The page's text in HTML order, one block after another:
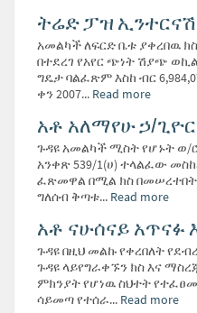
ትሬድ ፓዝ
አመልካች ለፍርድ ቤቱ ያቀረበዉ
በተደረገ የአየር ጭነት ሽያጭ
ግዴታ ባልፈጽም እስከ ብር
ቀን 2007... Read more
አቶ አለማየሁ ኃ/
ጉዳዩ አመልካች ሚስት የሆኑት ወ/
አንቀጽ 539/1(ሀ) ተላልፈው
ፈጽመዋል በሚል ክስ
ግለሰብ ቅጣቱ... Read more
አቶ ናሁሰናይ አጥናፉ
ጉዳዩ በዚህ መልኩ የቀረበለት
ጉዳዩ ላይየግራቀኙን ክስ እና
ምክንያት የሆነዉ ስህተት
ሳይመጣ የተሰራ... Read more